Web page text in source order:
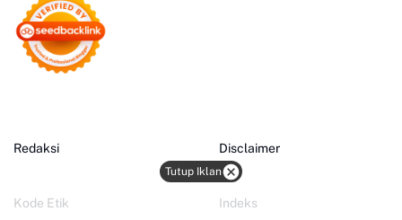
Tutup Iklan
Redaksi Disclaimer
Kode Etik Indeks